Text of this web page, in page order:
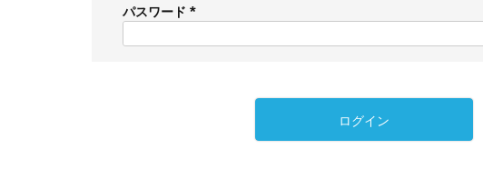
)
パスワード
必
ログイン